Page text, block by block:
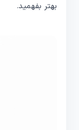
بهتر بفهمید.